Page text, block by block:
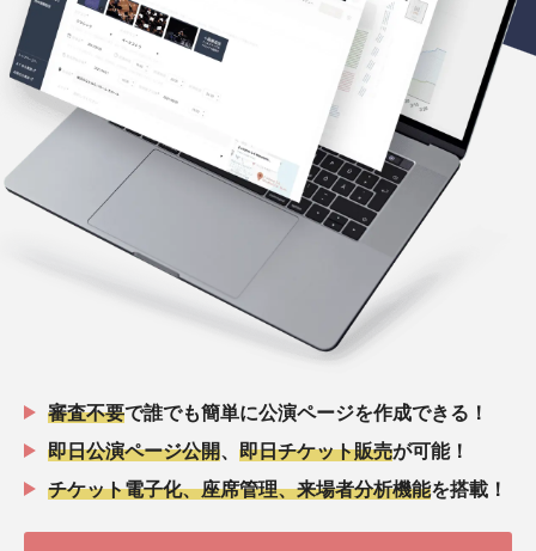
審査不要で誰でも簡単に公演ページを作成できる！
即日公演ページ公開
即日チケット販売が可能！
チケット電子化、座席管理、来場者分析機能を搭載！